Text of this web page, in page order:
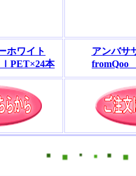
ホワイト
PET×24本
アンバサ
fromQoo